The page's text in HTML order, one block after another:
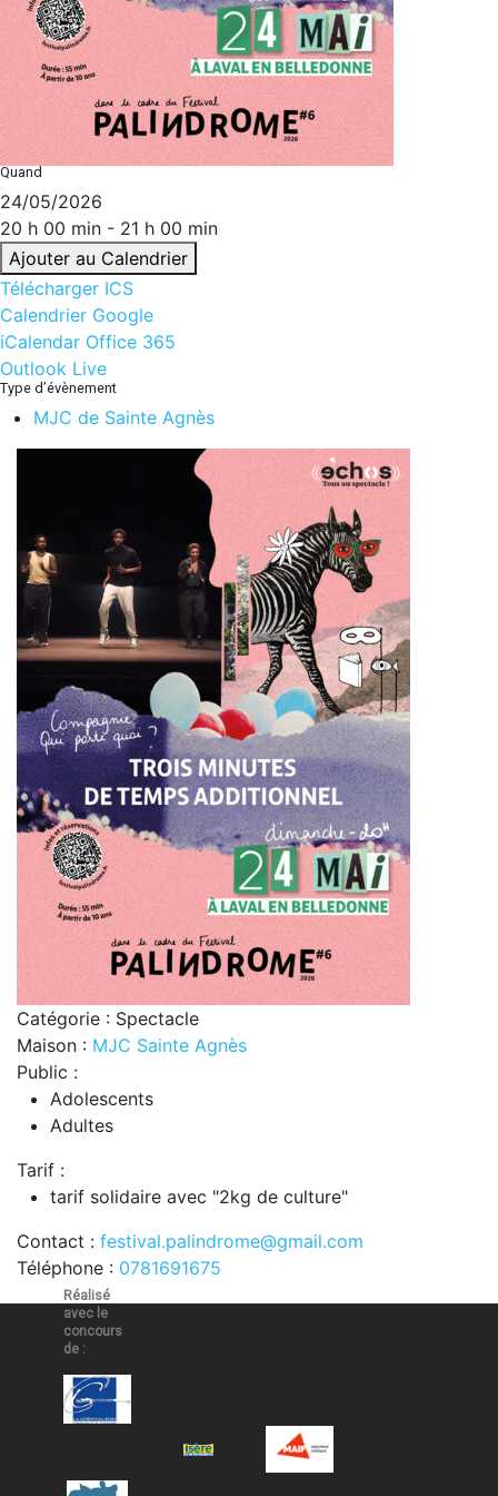
Quand
24/05/2026
20 h 00 min - 21 h 00 min
Ajouter au Calendrier
Télécharger ICS
Calendrier Google
iCalendar Office 365
Outlook Live
Type d’évènement
MJC de Sainte Agnès
Catégorie : Spectacle
Maison : MJC Sainte Agnès
Public :
Adolescents
Adultes
Tarif :
tarif solidaire avec "2kg de culture"
Contact : festival.palindrome@gmail.com
Téléphone : 0781691675
Réalisé
avec le
concours
de :